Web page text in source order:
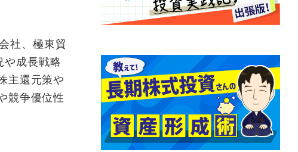
社、極東貿
や成長戦略
主還元策や
競争優位性